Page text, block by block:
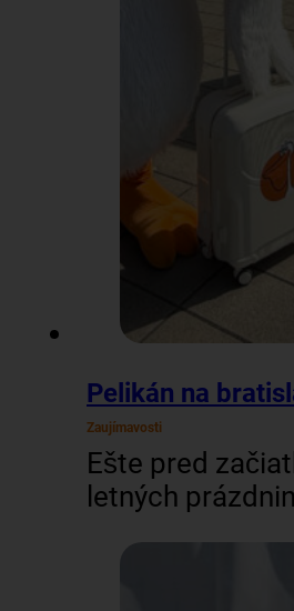
Zaujímavosti
Ešte pred
letných
Štefánika v